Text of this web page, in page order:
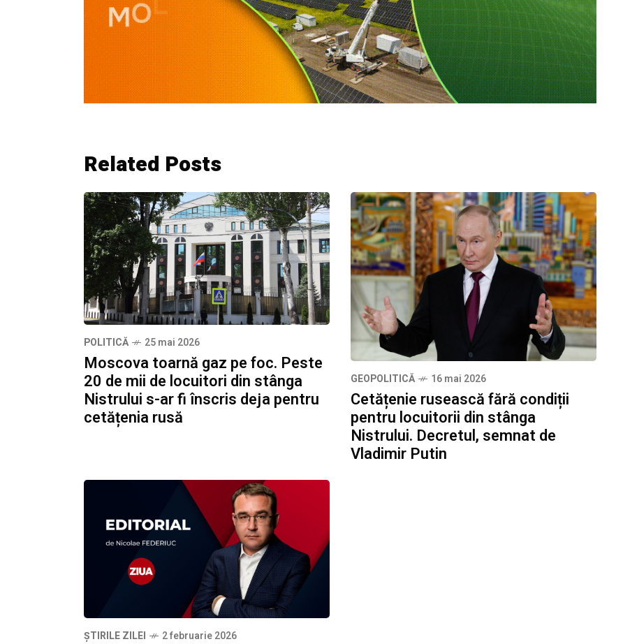
Related Posts
POLITICĂ 25 mai 2026
Moscova toarnă gaz pe foc. Peste
20 de mii de locuitori din stânga
Nistrului s-ar fi înscris deja pentru
cetățenia rusă
GEOPOLITICĂ 16 mai 2026
Cetățenie rusească fără condiții
pentru locuitorii din stânga
Nistrului. Decretul, semnat de
Vladimir Putin
ȘTIRILE ZILEI 2 februarie 2026